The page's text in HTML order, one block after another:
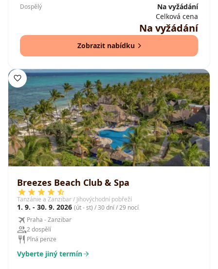
Dospělý
Na vyžádání
Celková cena
Na vyžádání
Zobrazit nabídku
Breezes Beach Club & Spa
Tanzánie a Zanzibar / Jihovýchodní pobřeží
1. 9. - 30. 9. 2026 (út - st) / 30 dní / 29 nocí
Praha - Zanzibar
2 dospělí
Plná penze
Vyberte jiný termín